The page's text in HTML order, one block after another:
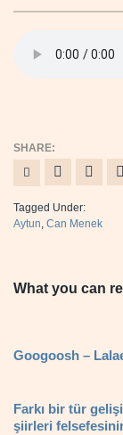
Tagged Under:
Aytun Can Menek
What you can
Googoosh –
Farkı bir tür
şiirleri